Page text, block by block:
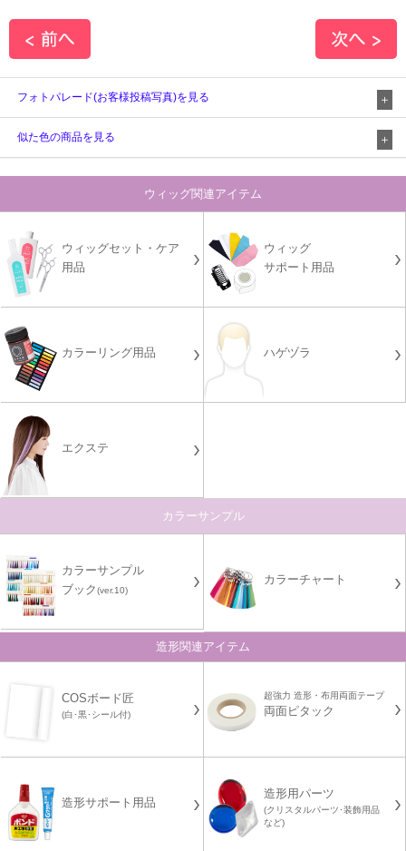
フォトパレード(お客様投稿写真)を見る
似た色の商品を見る
ウィッグ関連アイテム
ウィッグセット・ケア
用品
ウィッグ
サポート用品
カラーリング用品 ハゲヅラ
エクステ
カラーサンプル
カラーサンプル
ブック(ver.10)
カラーチャート
造形関連アイテム
COSボード匠
(白･黒･シール付)
超強力 造形・布用両面テープ
両面ピタック
造形サポート用品
造形用パーツ
(クリスタルパーツ･装飾用品
など)